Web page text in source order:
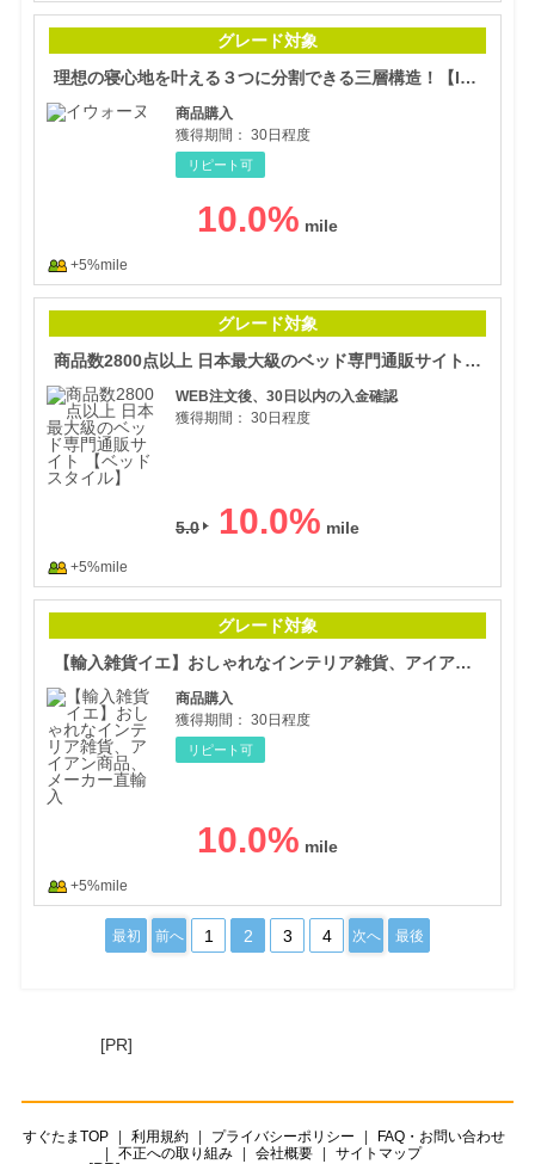
グレード対象
理想の寝心地を叶える３つに分割できる三層構造！【IWONU（イウォーヌ）マットレス】
商品購入
獲得期間： 30日程度
リピート可
10.0%
+5%mile
グレード対象
商品数2800点以上 日本最大級のベッド専門通販サイト 【ベッドスタイル】
WEB注文後、30日以内の入金確認
獲得期間： 30日程度
5.0 10.0%
+5%mile
グレード対象
【輸入雑貨イエ】おしゃれなインテリア雑貨、アイアン商品、メーカー直輸入
商品購入
獲得期間： 30日程度
リピート可
10.0%
+5%mile
最初 前へ 1 2 3 4 次へ 最後
[PR]
すぐたまTOP 利用規約 プライバシーポリシー
FAQ・お問い合わせ
不正への取り組み
会社概要 サイトマップ